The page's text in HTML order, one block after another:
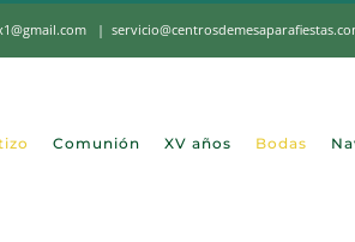
|
Comunión XV años Bodas